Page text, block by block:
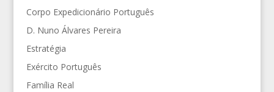
Corpo Expedicionário Português
D. Nuno Álvares Pereira
Estratégia
Exército Português
Família Real